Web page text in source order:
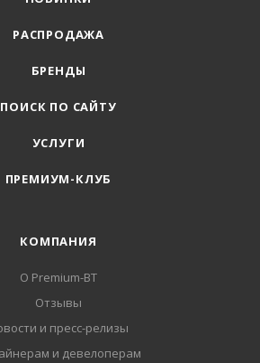
РАСПРОДАЖА
БРЕНДЫ
ПОИСК ПО САЙТУ
УСЛУГИ
ПРЕМИУМ-КЛУБ
КОМПАНИЯ
О Premium-BT
Отзывы
и пресс-релизы
и девелоперам